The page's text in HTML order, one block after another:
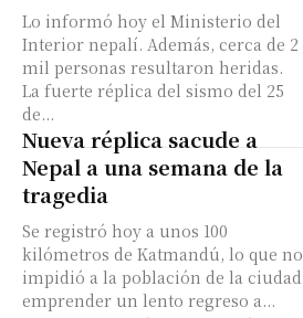
Lo informó hoy el Ministerio del
Interior nepalí. Además, cerca de 2
mil personas resultaron heridas.
La fuerte réplica del sismo del 25
de...
Nueva réplica sacude a
Nepal a una semana de la
tragedia
Se registró hoy a unos 100
kilómetros de Katmandú, lo que no
impidió a la población de la ciudad
emprender un lento regreso a...